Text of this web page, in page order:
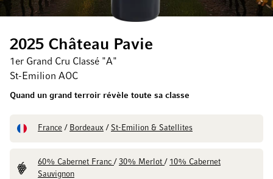
2025 Château Pavie
1er Grand Cru Classé "A"
St-Emilion AOC
Quand un grand terroir révèle toute sa classe
France / Bordeaux / St-Emilion & Satellites
60% Cabernet Franc/ 30% Merlot/ 10% Cabernet
Sauvignon